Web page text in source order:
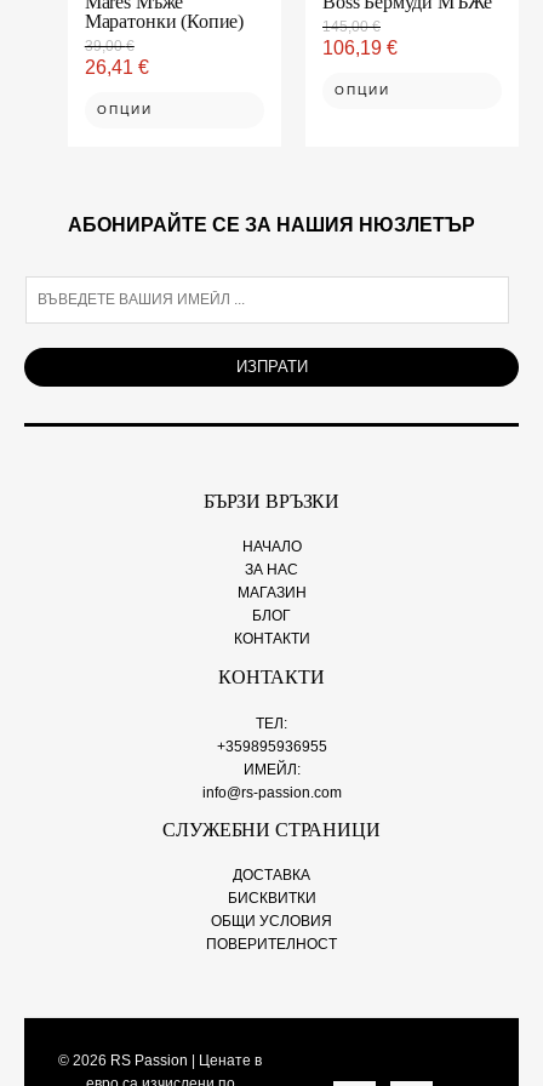
Маратонки (Копие)
39,00€
26,41 €
ОПЦИИ
page
145,00€
106,19 €
ОПЦИИ
page
АБОНИРАЙТЕ СЕ ЗА НАШИЯ НЮЗЛЕТЪР
i
l
ИЗПРАТИ
БЪРЗИ ВРЪЗКИ
НАЧАЛО
ЗА НАС
МАГАЗИН
БЛОГ
КОНТАКТИ
КОНТАКТИ
ТЕЛ:
+359895936955
ИМЕЙЛ:
info@rs-passion.com
СЛУЖЕБНИ СТРАНИЦИ
ДОСТАВКА
БИСКВИТКИ
ОБЩИ УСЛОВИЯ
ПОВЕРИТЕЛНОСТ
© 2026 RS Passion | Ценате в